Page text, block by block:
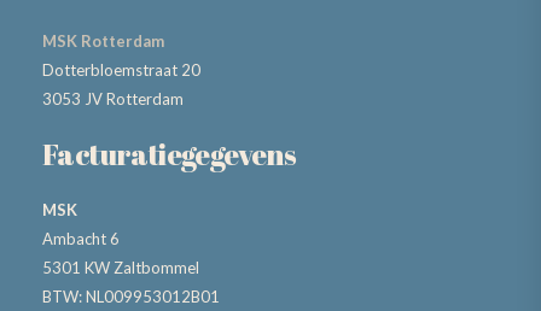
MSK Rotterdam
Dotterbloemstraat 20
3053 JV Rotterdam
Facturatiegegevens
MSK
Ambacht 6
5301 KW Zaltbommel
BTW: NL009953012B01